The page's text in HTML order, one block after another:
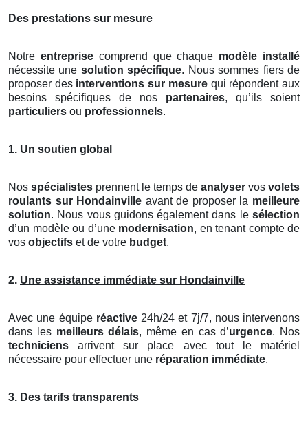
Des prestations sur mesure
Notre entreprisecomprend que chaque modèle installé
nécessite une solution spécifique. Nous sommes fiers de
proposer des interventions sur mesurequi répondent aux
besoins spécifiques de nos partenaires, qu’ils soient
particuliers ou professionnels.
1. Un soutien global
Nos spécialistes prennent le temps de analyser vos volets
roulants sur Hondainville avant de proposer la meilleure
solution. Nous vous guidons également dans le sélection
d’un modèle ou d’une modernisation, en tenant compte de
vos objectifs et de votre budget.
2. Une assistance immédiate sur Hondainville
Avec une équipe réactive24h/24 et 7j/7, nous intervenons
dans les meilleurs délais, même en cas d’urgence. Nos
techniciens arrivent sur place avec tout le matériel
nécessaire pour effectuer une réparation immédiate.
3. Des tarifs transparents